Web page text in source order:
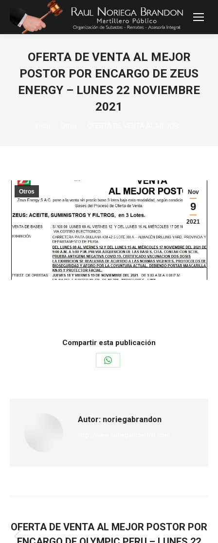
OFERTA DE VENTA AL MEJOR
POSTOR POR ENCARGO DE ZEUS
ENERGY – LUNES 22 NOVIEMBRE
2021
Nov
9
2021
Otros
Compartir esta publicación
Autor: noriegabrandon
OFERTA DE VENTA AL MEJOR POSTOR POR